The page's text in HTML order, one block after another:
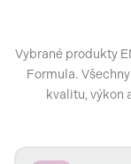
Vybrané produkty
Formula.
kvalitu, výkon